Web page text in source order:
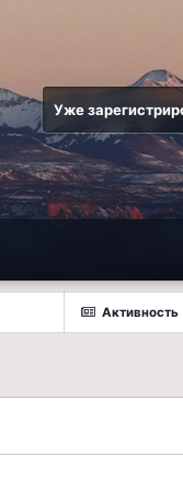
Уже
Активность